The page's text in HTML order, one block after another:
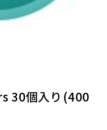
30個入り (400